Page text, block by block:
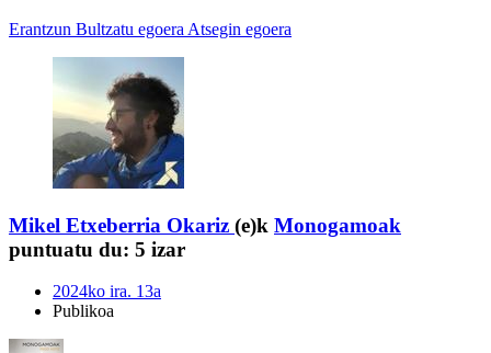
Erantzun Bultzatu egoera Atsegin egoera
Mikel Etxeberria Okariz (e)k Monogamoak
puntuatu du: 5 izar
2024ko ira. 13a
Publikoa